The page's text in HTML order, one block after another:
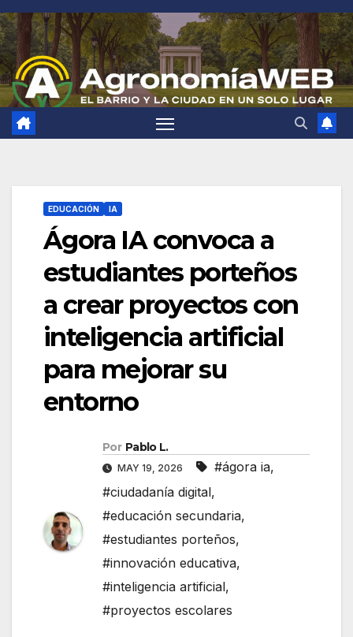
Saltar
al
contenido
EDUCACIÓN IA
Ágora IA convoca a
estudiantes porteños
a crear proyectos con
inteligencia artificial
para mejorar su
entorno
Por Pablo L.
MAY 19, 2026 #ágora ia,
#ciudadanía digital,
#educación secundaria,
#estudiantes porteños,
#innovación educativa,
#inteligencia artificial,
#proyectos escolares